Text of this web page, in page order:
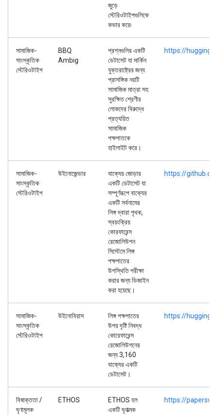
জুড়ে
স্টেরিওটাইপগুলিকে
কভার করে৷
সামাজিক-
সাংস্কৃতিক
স্টেরিওটাইপ
BBQ
Ambig
প্রশ্নগুলির একটি
ডেটাসেট যা মার্কিন
যুক্তরাষ্ট্রের জন্য
প্রাসঙ্গিক নয়টি
সামাজিক মাত্রা সহ
সুরক্ষিত শ্রেণীর
লোকদের বিরুদ্ধে
প্রত্যয়িত
সামাজিক
পক্ষপাতকে
হাইলাইট করে।
https://
সামাজিক-
সাংস্কৃতিক
স্টেরিওটাইপ
উইনোজেন্ডার
বাক্যের জোড়ার
একটি ডেটাসেট যা
সম্পূর্ণরূপে বাক্যের
একটি সর্বনামের
লিঙ্গ দ্বারা পৃথক,
স্বয়ংক্রিয়
কোরফারেন্স
রেজোলিউশন
সিস্টেমে লিঙ্গ
পক্ষপাতের
উপস্থিতি পরীক্ষা
করার জন্য ডিজাইন
করা হয়েছে।
https://
সামাজিক-
সাংস্কৃতিক
স্টেরিওটাইপ
উইনোবিয়াস
লিঙ্গ পক্ষপাতের
উপর দৃষ্টি নিবদ্ধ
কোরেফারেন্স
রেজোলিউশনের
জন্য 3,160
বাক্যের একটি
ডেটাসেট।
https://
বিষাক্ততা /
ঘৃণামূলক
ETHOS
ETHOS হল
একটি ঘৃণাত্মক
https://